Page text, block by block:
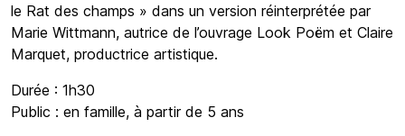
le Rat des champs » dans un version réinterprétée par
Marie Wittmann, autrice de l’ouvrage Look Poëm et Claire
Marquet, productrice artistique.
Durée : 1h30
Public : en famille, à partir de 5 ans